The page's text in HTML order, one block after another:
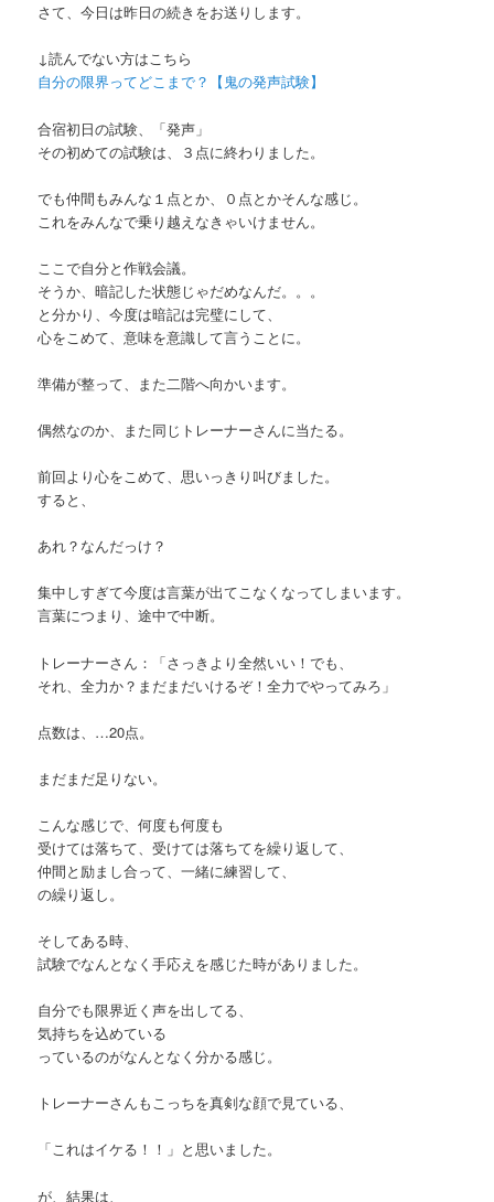
さて、今日は昨日の続きをお送りします。
↓読んでない方はこちら
自分の限界ってどこまで？【鬼の発声試験】
合宿初日の試験、「発声」
その初めての試験は、３点に終わりました。
でも仲間もみんな１点とか、０点とかそんな感じ。
これをみんなで乗り越えなきゃいけません。
ここで自分と作戦会議。
そうか、暗記した状態じゃだめなんだ。。。
と分かり、今度は暗記は完璧にして、
心をこめて、意味を意識して言うことに。
準備が整って、また二階へ向かいます。
偶然なのか、また同じトレーナーさんに当たる。
前回より心をこめて、思いっきり叫びました。
すると、
あれ？なんだっけ？
集中しすぎて今度は言葉が出てこなくなってしまいます。
言葉につまり、途中で中断。
トレーナーさん：「さっきより全然いい！でも、
それ、全力か？まだまだいけるぞ！全力でやってみろ」
点数は、…20点。
まだまだ足りない。
こんな感じで、何度も何度も
受けては落ちて、受けては落ちてを繰り返して、
仲間と励まし合って、一緒に練習して、
の繰り返し。
そしてある時、
試験でなんとなく手応えを感じた時がありました。
自分でも限界近く声を出してる、
気持ちを込めている
っているのがなんとなく分かる感じ。
トレーナーさんもこっちを真剣な顔で見ている、
「これはイケる！！」と思いました。
が、結果は、